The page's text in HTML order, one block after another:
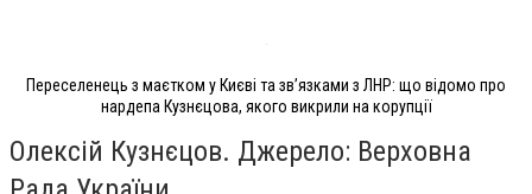
Переселенець з маєтком у Києві та зв’язками з ЛНР: що відомо про
нардепа Кузнєцова, якого викрили на корупції
Олексій Кузнєцов. Джерело: Верховна